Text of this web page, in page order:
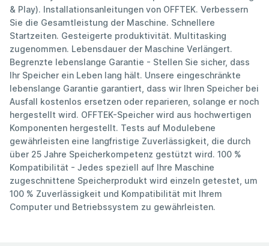
& Play). Installationsanleitungen von OFFTEK. Verbessern
Sie die Gesamtleistung der Maschine. Schnellere
Startzeiten. Gesteigerte produktivität. Multitasking
zugenommen. Lebensdauer der Maschine Verlängert.
Begrenzte lebenslange Garantie - Stellen Sie sicher, dass
Ihr Speicher ein Leben lang hält. Unsere eingeschränkte
lebenslange Garantie garantiert, dass wir Ihren Speicher bei
Ausfall kostenlos ersetzen oder reparieren, solange er noch
hergestellt wird. OFFTEK-Speicher wird aus hochwertigen
Komponenten hergestellt. Tests auf Modulebene
gewährleisten eine langfristige Zuverlässigkeit, die durch
über 25 Jahre Speicherkompetenz gestützt wird. 100 %
Kompatibilität - Jedes speziell auf Ihre Maschine
zugeschnittene Speicherprodukt wird einzeln getestet, um
100 % Zuverlässigkeit und Kompatibilität mit Ihrem
Computer und Betriebssystem zu gewährleisten.